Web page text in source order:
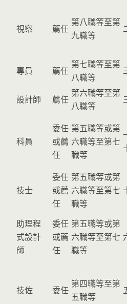
視察 薦任
第八職等至第
九職等
專員
薦任
第七職等至第
八職等
設計師
薦任
第六職等至第
八職等
科員
委任
或薦
任
第五職等或第
六職等至第七
職等
技士
委任
或薦
任
第五職等或第
六職等至第七
職等
助理程
式設計
師
委任
或薦
任
第五職等或第
六職等至第七
職等
技佐 委任
第四職等至第
五職等